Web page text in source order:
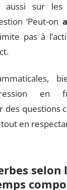
aussi sur les
‘Peut-on
pas à
en
questions
en
selon